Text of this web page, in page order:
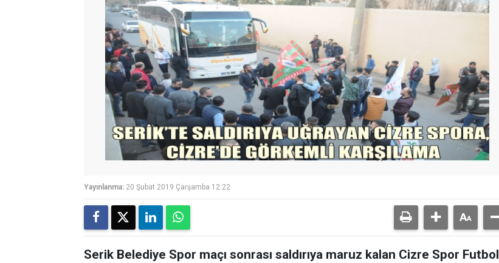
Yayınlanma: 20 Şubat 2019 Çarşamba 12:22
Serik Belediye Spor maçı sonrası saldırıya maruz kalan Cizre Spor Futbol